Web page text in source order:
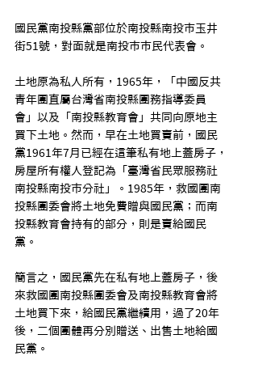
國民黨南投縣黨部位於南投縣南投市玉井
街51號，對面就是南投市市民代表會。
土地原為私人所有，1965年，「中國反共
青年團直屬台灣省南投縣團務指導委員
會」以及「南投縣教育會」共同向原地主
買下土地。然而，早在土地買賣前，國民
黨1961年7月已經在這筆私有地上蓋房子，
房屋所有權人登記為「臺灣省民眾服務社
南投縣南投市分社」。1985年，救國團南
投縣團委會將土地免費贈與國民黨；而南
投縣教育會持有的部分，則是賣給國民
黨。
簡言之，國民黨先在私有地上蓋房子，後
來救國團南投縣團委會及南投縣教育會將
土地買下來，給國民黨繼續用，過了20年
後，二個團體再分別贈送、出售土地給國
民黨。